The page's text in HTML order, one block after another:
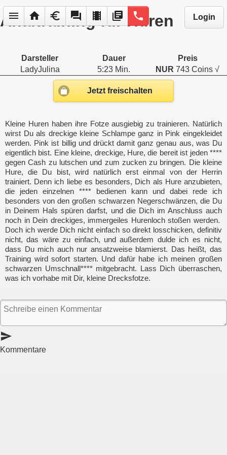
menu home euro forum local_movies library_books phone Login
Analtraining für Huren
Darsteller Dauer
Preis
LadyJulina
5:23 Min. NUR 743 Coins √
Jetzt freischalten
Kleine Huren haben ihre Fotze ausgiebig zu trainieren. Natürlich
wirst Du als dreckige kleine Schlampe ganz in Pink eingekleidet
werden. Pink ist billig und drückt damit ganz genau aus, was Du
eigentlich bist. Eine kleine, dreckige, Hure, die bereit ist jeden ****
gegen Cash zu lutschen und zum zucken zu bringen. Die kleine
Hure, die Du bist, wird natürlich erst einmal von der Herrin
trainiert. Denn ich liebe es besonders, Dich als Hure anzubieten,
die jeden einzelnen **** bedienen kann und dabei rede ich
besonders von den großen schwarzen Negerschwänzen, die Du
in Deinem Hals spüren darfst, und die Dich im Anschluss auch
noch in Dein dreckiges, immergeiles Hurenloch stoßen werden.
Doch ich werde Dich nicht einfach so direkt losschicken, definitiv
nicht, das wäre zu einfach, und außerdem dulde ich es nicht,
dass Du mich auch nur ansatzweise blamierst. Das heißt, das
Training wird sofort starten. Und dafür habe ich meinen großen
schwarzen Umschnall**** mitgebracht. Lass Dich überraschen,
was ich vorhabe mit Dir, kleine Drecksfotze.
send
Kommentare